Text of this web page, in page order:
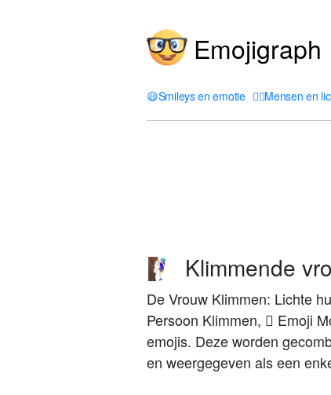
Emojigraph
😃Smileys en emotie 🤦‍♀️Mensen en
🧗🏻‍♀️ Klimmende
De Vrouw Klimmen: Lichte
Persoon Klimmen, 🏻 Emoji
emojis. Deze worden
en weergegeven als een